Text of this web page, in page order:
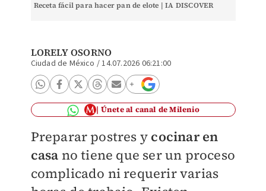
Receta fácil para hacer pan de elote | IA DISCOVER
LORELY OSORNO
Ciudad de México /14.07.2026 06:21:00
Únete al canal de Milenio
Preparar postres y cocinar en
casa no tiene que ser un proceso
complicado ni requerir varias